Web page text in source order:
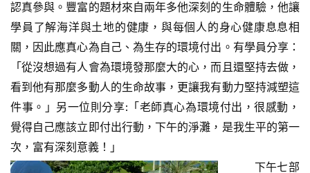
認真參與。豐富的題材來自兩年多他深刻的生命體驗，他讓
學員了解海洋與土地的健康，與每個人的身心健康息息相
關，因此應真心為自己、為生存的環境付出。有學員分享：
「從沒想過有人會為環境發那麼大的心，而且還堅持去做，
看到他有那麼多動人的生命故事，更讓我有動力堅持減塑這
件事。」另一位則分享:「老師真心為環境付出，很感動，
覺得自己應該立即付出行動，下午的淨灘，是我生平的第一
次，富有深刻意義！」
下午七部